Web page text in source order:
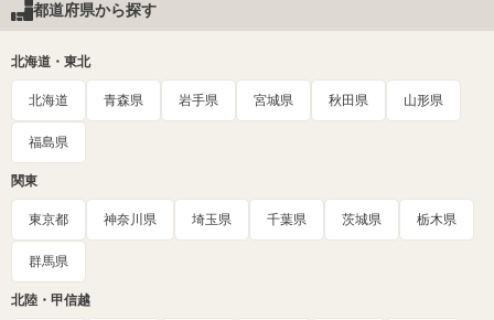
都道府県から探す
北海道・東北
北海道 青森県 岩手県 宮城県 秋田県 山形県
福島県
関東
東京都 神奈川県 埼玉県 千葉県 茨城県 栃木県
群馬県
北陸・甲信越